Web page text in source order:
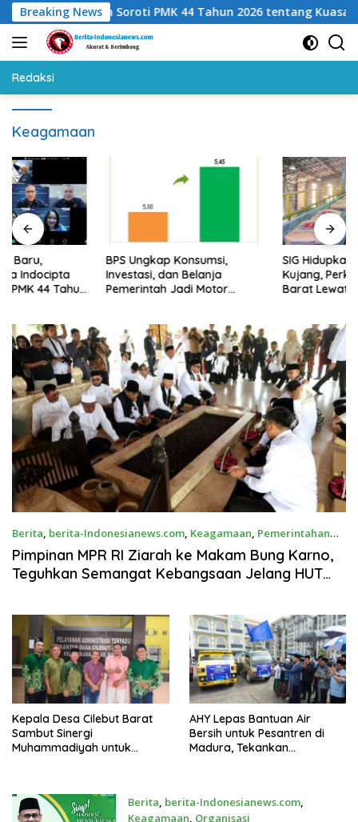
Langsung
ke
konten
Breaking News
Andalan Soroti PMK 44 Tahun 2026 tentang Kuasa Wajib
Redaksi
Keagamaan
BPS Ungkap Konsumsi,
Investasi, dan Belanja
Pemerintah Jadi Motor
SIG Hidupkan Kembali Semen
Kujang, Perkuat Pasar Jawa
Barat Lewat Merek
Berita, berita-Indonesianews.com, Keagamaan, Pemerintahan
Agustus 5, 2026
Pimpinan MPR RI Ziarah ke Makam Bung Karno,
Teguhkan Semangat Kebangsaan Jelang HUT
Kepala Desa Cilebut Barat
Sambut Sinergi
Muhammadiyah untuk
AHY Lepas Bantuan Air
Bersih untuk Pesantren di
Madura, Tekankan
Berita, berita-Indonesianews.com,
Keagamaan, Organisasi